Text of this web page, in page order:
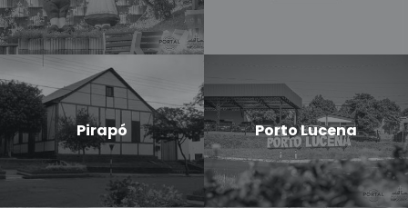
Pirapó Porto Lucena